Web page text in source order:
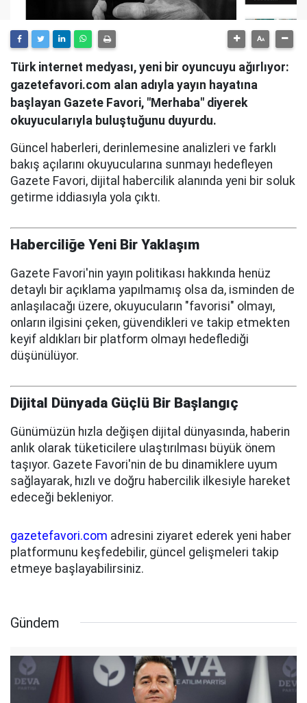
Türk internet medyası, yeni bir oyuncuyu ağırlıyor:
gazetefavori.com alan adıyla yayın hayatına
başlayan Gazete Favori, "Merhaba" diyerek
okuyucularıyla buluştuğunu duyurdu.
Güncel haberleri, derinlemesine analizleri ve farklı
bakış açılarını okuyucularına sunmayı hedefleyen
Gazete Favori, dijital habercilik alanında yeni bir soluk
getirme iddiasıyla yola çıktı.
Haberciliğe Yeni Bir Yaklaşım
Gazete Favori'nin yayın politikası hakkında henüz
detaylı bir açıklama yapılmamış olsa da, isminden de
anlaşılacağı üzere, okuyucuların "favorisi" olmayı,
onların ilgisini çeken, güvendikleri ve takip etmekten
keyif aldıkları bir platform olmayı hedeflediği
düşünülüyor.
Dijital Dünyada Güçlü Bir Başlangıç
Günümüzün hızla değişen dijital dünyasında, haberin
anlık olarak tüketicilere ulaştırılması büyük önem
taşıyor. Gazete Favori'nin de bu dinamiklere uyum
sağlayarak, hızlı ve doğru habercilik ilkesiyle hareket
edeceği bekleniyor.
gazetefavori.com adresini ziyaret ederek yeni haber
platformunu keşfedebilir, güncel gelişmeleri takip
etmeye başlayabilirsiniz.
Gündem